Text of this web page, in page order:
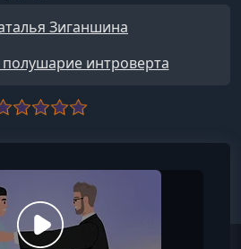
Зиганшина
интроверта